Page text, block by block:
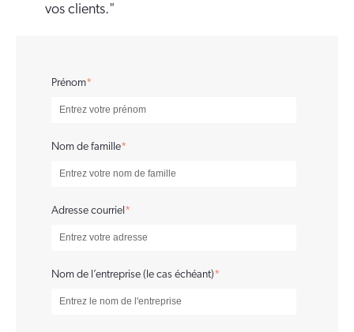
vos clients."
Prénom*
Nom de famille*
Adresse courriel *
Nom de l’entreprise (le cas échéant)*